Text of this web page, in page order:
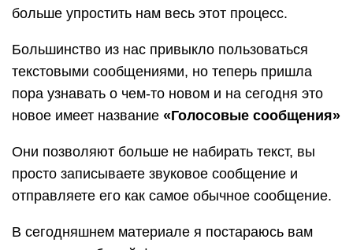
больше упростить нам весь этот процесс.
Большинство из нас привыкло пользоваться
текстовыми сообщениями, но теперь пришла
пора узнавать о чем-то новом и на сегодня это
новое имеет название «Голосовые сообщения»
Они позволяют больше не набирать текст, вы
просто записываете звуковое сообщение и
отправляете его как самое обычное сообщение.
В сегодняшнем материале я постараюсь вам